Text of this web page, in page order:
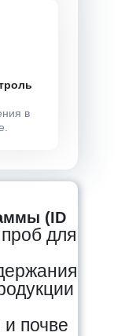
в
(ID
для
почве